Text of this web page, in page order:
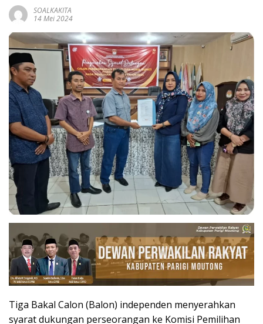
SOALKAKITA
14 Mei 2024
Tiga Bakal Calon (Balon) independen menyerahkan
syarat dukungan perseorangan ke Komisi Pemilihan